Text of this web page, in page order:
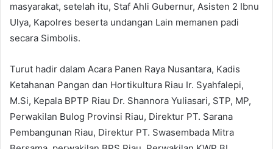
masyarakat, setelah itu, Staf Ahli Gubernur, Asisten 2 Ibnu
Ulya, Kapolres beserta undangan Lain memanen padi
secara Simbolis.
Turut hadir dalam Acara Panen Raya Nusantara, Kadis
Ketahanan Pangan dan Hortikultura Riau Ir. Syahfalepi,
M.Si, Kepala BPTP Riau Dr. Shannora Yuliasari, STP, MP,
Perwakilan Bulog Provinsi Riau, Direktur PT. Sarana
Pembangunan Riau, Direktur PT. Swasembada Mitra